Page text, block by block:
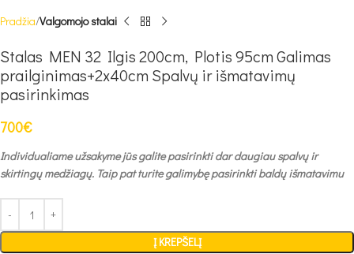
Pradžia Valgomojo stalai
Stalas MEN 32 Ilgis 200cm, Plotis 95cm Galimas
prailginimas+2x40cm Spalvų ir išmatavimų
pasirinkimas
700€
Individualiame užsakyme jūs galite pasirinkti dar daugiau spalvų ir
skirtingų medžiagų. Taip pat turite galimybę pasirinkti baldų išmatavimu
Į KREPŠELĮ